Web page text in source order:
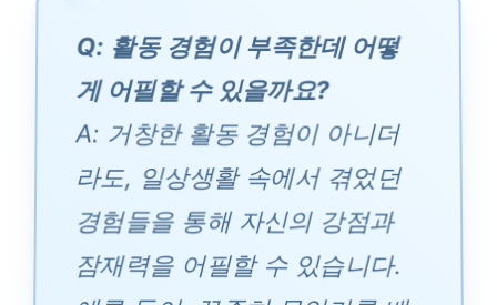
Q: 활동 경험이 부족한데 어떻
게 어필할 수 있을까요?
A: 거창한 활동 경험이 아니더
라도, 일상생활 속에서 겪었던
경험들을 통해 자신의 강점과
잠재력을 어필할 수 있습니다.